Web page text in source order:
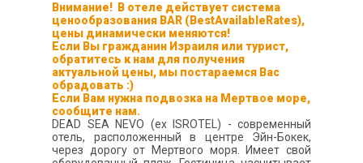
Внимание! В отеле действует система
ценообразования BAR (BestAvailableRates),
цены динамически меняются!
Если Вы гражданин Израиля или турист,
обратитесь к нам для получения
актуальной цены, мы постараемся Вас
обрадовать :)
Если Вам нужна подвозка на Мертвое море,
сообщите нам.
DEAD SEA NEVO (ex ISROTEL) - современный
отель, расположенный в центре Эйн-Бокек,
через дорогу от Мертвого моря. Имеет свой